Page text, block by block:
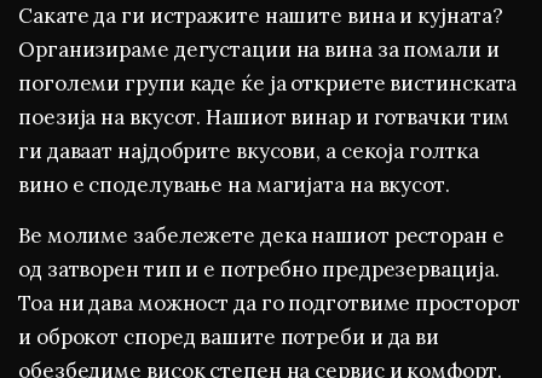
Сакате да ги истражите нашите вина и кујната?
Организираме дегустации на вина за помали и
поголеми групи каде ќе ја откриете вистинската
поезија на вкусот. Нашиот винар и готвачки тим
ги даваат најдобрите вкусови, а секоја голтка
вино е споделување на магијата на вкусот.
Ве молиме забележете дека нашиот ресторан е
од затворен тип и е потребно предрезервација.
Тоа ни дава можност да го подготвиме просторот
и оброкот според вашите потреби и да ви
обезбедиме висок степен на сервис и комфорт.